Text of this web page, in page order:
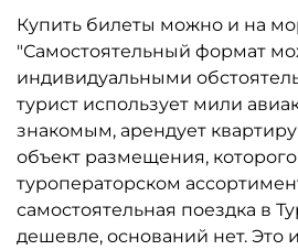
Купить билеты можно и на
"Самостоятельный формат
индивидуальными
турист использует мили
знакомым, арендует
объект размещения, которого
туроператорском
самостоятельная поездка в
дешевле, оснований нет. Это